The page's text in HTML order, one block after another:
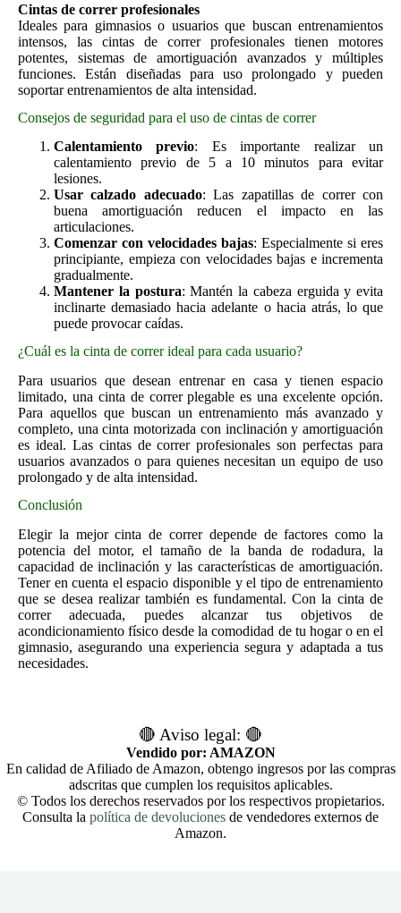
Cintas de correr profesionales
Ideales para gimnasios o usuarios que buscan entrenamientos
intensos, las cintas de correr profesionales tienen motores
potentes, sistemas de amortiguación avanzados y múltiples
funciones. Están diseñadas para uso prolongado y pueden
soportar entrenamientos de alta intensidad.
Consejos de seguridad para el uso de cintas de correr
Calentamiento previo: Es importante realizar un
calentamiento previo de 5 a 10 minutos para evitar
lesiones.
Usar calzado adecuado: Las zapatillas de correr con
buena amortiguación reducen el impacto en las
articulaciones.
Comenzar con velocidades bajas: Especialmente si eres
principiante, empieza con velocidades bajas e incrementa
gradualmente.
Mantener la postura: Mantén la cabeza erguida y evita
inclinarte demasiado hacia adelante o hacia atrás, lo que
puede provocar caídas.
¿Cuál es la cinta de correr ideal para cada usuario?
Para usuarios que desean entrenar en casa y tienen espacio
limitado, una cinta de correr plegable es una excelente opción.
Para aquellos que buscan un entrenamiento más avanzado y
completo, una cinta motorizada con inclinación y amortiguación
es ideal. Las cintas de correr profesionales son perfectas para
usuarios avanzados o para quienes necesitan un equipo de uso
prolongado y de alta intensidad.
Conclusión
Elegir la mejor cinta de correr depende de factores como la
potencia del motor, el tamaño de la banda de rodadura, la
capacidad de inclinación y las características de amortiguación.
Tener en cuenta el espacio disponible y el tipo de entrenamiento
que se desea realizar también es fundamental. Con la cinta de
correr adecuada, puedes alcanzar tus objetivos de
acondicionamiento físico desde la comodidad de tu hogar o en el
gimnasio, asegurando una experiencia segura y adaptada a tus
necesidades.
🔴 Aviso legal: 🔴
Vendido por: AMAZON
En calidad de Afiliado de Amazon, obtengo ingresos por las compras
adscritas que cumplen los requisitos aplicables.
© Todos los derechos reservados por los respectivos propietarios.
Consulta la política de devoluciones de vendedores externos de
Amazon.